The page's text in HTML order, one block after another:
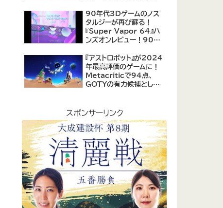
の復活
90年代3Dゲームのノス
タルジーが再び蘇る！
『Super Vapor 64』ハ
ンズオンレビュー！90年
再現したノスタルジックア
クション
『アストロボット』が2024
年最高評価のゲームに！
Metacriticで94点、
GOTYの有力候補として
スポンサーリンク